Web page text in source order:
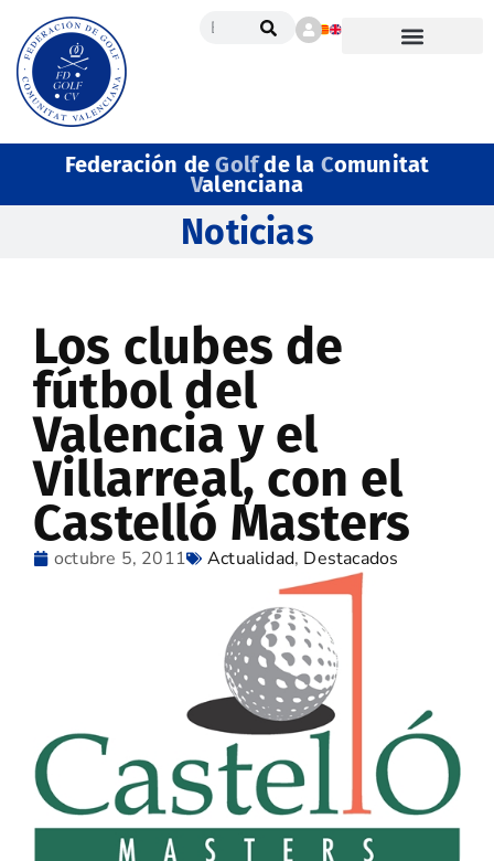
Federación deGolfde la Comunitat
Valenciana
Noticias
Los clubes de
fútbol del
Valencia y el
Villarreal, con el
Castelló Masters
octubre 5, 2011 Actualidad, Destacados